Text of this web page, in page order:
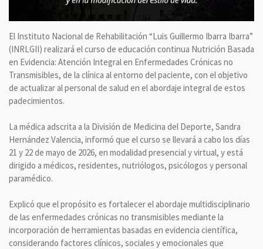
El Instituto Nacional de Rehabilitación “Luis Guillermo Ibarra Ibarra”
(INRLGII) realizará el curso de educación continua Nutrición Basada
en Evidencia: Atención Integral en Enfermedades Crónicas no
Transmisibles, de la clínica al entorno del paciente, con el objetivo
de actualizar al personal de salud en el abordaje integral de estos
padecimientos.
La médica adscrita a la División de Medicina del Deporte, Sandra
Hernández Valencia, informó que el curso se llevará a cabo los días
21 y 22 de mayo de 2026, en modalidad presencial y virtual, y está
dirigido a médicos, residentes, nutriólogos, psicólogos y personal
paramédico.
Explicó que el propósito es fortalecer el abordaje multidisciplinario
de las enfermedades crónicas no transmisibles mediante la
incorporación de herramientas basadas en evidencia científica,
considerando factores clínicos, sociales y emocionales que